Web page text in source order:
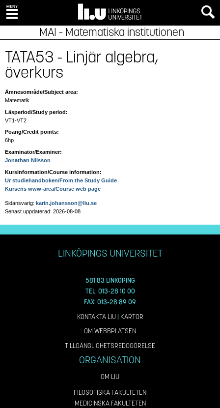
MAI - Matematiska institutionen
TATA53 - Linjär algebra,
överkurs
Ämnesområde/Subject area:
Matematik
Läsperiod/Study period:
VT1-VT2
Poäng/Credit points:
6hp
Examinator/Examiner:
Jonathan Nilsson
Kursinformation/Course information:
Ur studiehandboken/From the Study Guide
Kursens www-area/Course web page
Sidansvarig: karin.johansson@liu.se
Senast uppdaterad: 2026-08-08
LINKÖPINGS UNIVERSITET
581 83 LINKÖPING
TEL: 013-28 10 00
FAX: 013-28 89 09
KONTAKTA LIU| KARTOR
OM WEBBPLATSEN
TILLGÄNGLIGHETSREDOGÖRELSE
ORGANISATION
OM LIU
FILOSOFISKA FAKULTETEN
MEDICINSKA FAKULTETEN